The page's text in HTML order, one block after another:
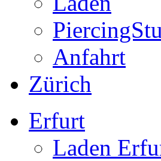
Anfahrt
Zürich
Erfurt
Laden